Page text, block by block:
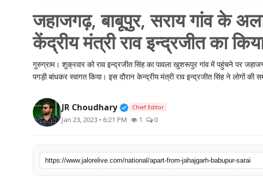
लाइफस्टाइल
जहाजगढ़, बाबूपुर, सराय गांव के
केंद्रीय मंत्री राव इन्द्रजीत का
गुरुग्राम। शुक्रवार को राव इन्द्रजीत सिंह का पावला खुशरूपुर गांव में पहुंचने पर
पगड़ी बांधकर स्वागत किया। इस दौरान केन्द्रीय मंत्री राव इन्द्रजीत सिंह ने लोगों
JR Choudhary Verified Public Figure • 30 Mar,
Chief Editor
Jan 23, 2023 • 6:21 PM 1 0
https://www.jalorelive.com/national/apart-from-jahajgarh-babupur-sarai